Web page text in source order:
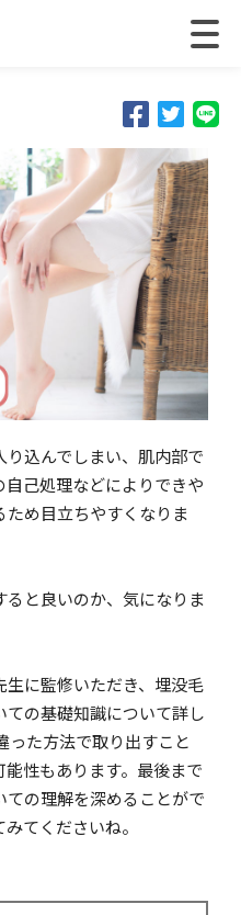
込んでしまい、肌内部で
己処理などによりできや
め目立ちやすくなりま
と良いのか、気になりま
に監修いただき、埋没毛
の基礎知識について詳し
った方法で取り出すこと
性もあります。最後まで
の理解を深めることがで
てくださいね。